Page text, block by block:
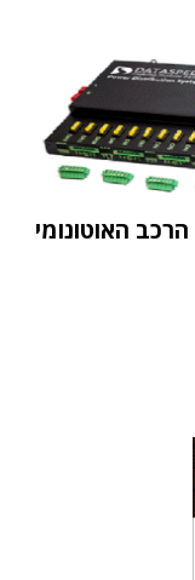
הרכב האוטונומי